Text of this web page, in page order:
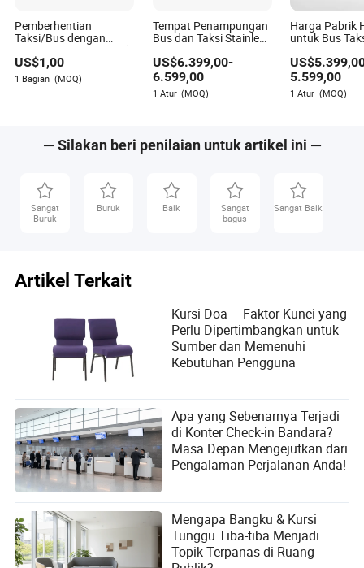
memberikan wawasan berharga tentang praktik
berkelanjutan dan inovasi ramah lingkungan dalam
sektor furnitur.
Pemberhentian
Taksi/Bus dengan
Kotak Lampu (HS-007)
US$1,00
1 Bagian (MOQ)
Tempat Penampungan
Bus dan Taksi Stainless
Steel Kustom Luar
Ruangan
US$6.399,00-
6.599,00
1 Atur (MOQ)
Harga Pabrik
untuk Bus
dengan Papan
Informasi
US$
5.599,00
1 Atur (MOQ)
— Silakan beri penilaian untuk artikel ini —
Sangat
Buruk
Buruk Baik
Sangat
bagus
Sangat Baik
Artikel Terkait
Kursi Doa – Faktor Kunci yang
Perlu Dipertimbangkan untuk
Sumber dan Memenuhi
Kebutuhan Pengguna
Apa yang Sebenarnya Terjadi
di Konter Check-in Bandara?
Masa Depan Mengejutkan dari
Pengalaman Perjalanan Anda!
Mengapa Bangku & Kursi
Tunggu Tiba-tiba Menjadi
Topik Terpanas di Ruang